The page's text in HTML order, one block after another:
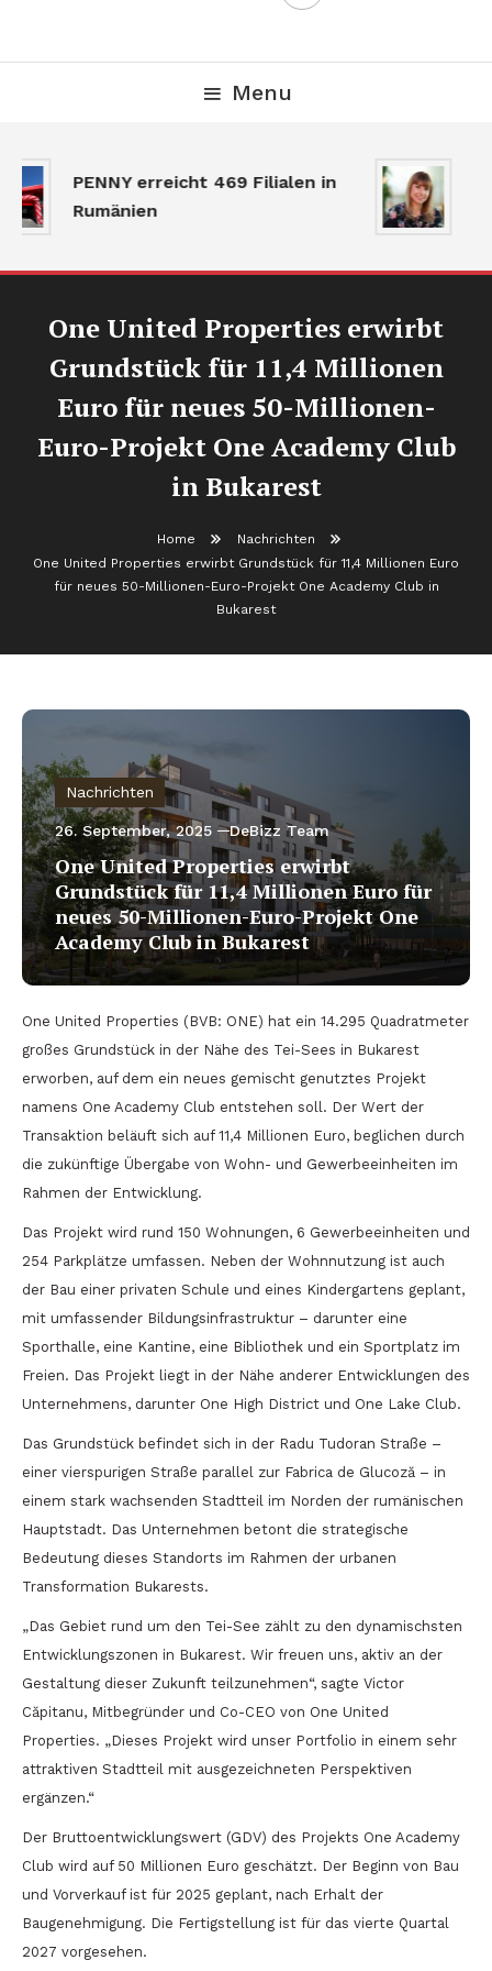
Menu
PENNY erreicht 469 Filialen in
Rumänien
One United Properties erwirbt
Grundstück für 11,4 Millionen
Euro für neues 50-Millionen-
Euro-Projekt One Academy Club
in Bukarest
Home
Nachrichten
One United Properties erwirbt Grundstück für 11,4 Millionen Euro
für neues 50-Millionen-Euro-Projekt One Academy Club in
Bukarest
Nachrichten
26. September, 2025 DeBizz Team
One United Properties erwirbt
Grundstück für 11,4 Millionen Euro für
neues 50-Millionen-Euro-Projekt One
Academy Club in Bukarest
One United Properties (BVB: ONE) hat ein 14.295 Quadratmeter
großes Grundstück in der Nähe des Tei-Sees in Bukarest
erworben, auf dem ein neues gemischt genutztes Projekt
namens One Academy Club entstehen soll. Der Wert der
Transaktion beläuft sich auf 11,4 Millionen Euro, beglichen durch
die zukünftige Übergabe von Wohn- und Gewerbeeinheiten im
Rahmen der Entwicklung.
Das Projekt wird rund 150 Wohnungen, 6 Gewerbeeinheiten und
254 Parkplätze umfassen. Neben der Wohnnutzung ist auch
der Bau einer privaten Schule und eines Kindergartens geplant,
mit umfassender Bildungsinfrastruktur – darunter eine
Sporthalle, eine Kantine, eine Bibliothek und ein Sportplatz im
Freien. Das Projekt liegt in der Nähe anderer Entwicklungen des
Unternehmens, darunter One High District und One Lake Club.
Das Grundstück befindet sich in der Radu Tudoran Straße –
einer vierspurigen Straße parallel zur Fabrica de Glucoză – in
einem stark wachsenden Stadtteil im Norden der rumänischen
Hauptstadt. Das Unternehmen betont die strategische
Bedeutung dieses Standorts im Rahmen der urbanen
Transformation Bukarests.
„Das Gebiet rund um den Tei-See zählt zu den dynamischsten
Entwicklungszonen in Bukarest. Wir freuen uns, aktiv an der
Gestaltung dieser Zukunft teilzunehmen“, sagte Victor
Căpitanu, Mitbegründer und Co-CEO von One United
Properties. „Dieses Projekt wird unser Portfolio in einem sehr
attraktiven Stadtteil mit ausgezeichneten Perspektiven
ergänzen.“
Der Bruttoentwicklungswert (GDV) des Projekts One Academy
Club wird auf 50 Millionen Euro geschätzt. Der Beginn von Bau
und Vorverkauf ist für 2025 geplant, nach Erhalt der
Baugenehmigung. Die Fertigstellung ist für das vierte Quartal
2027 vorgesehen.